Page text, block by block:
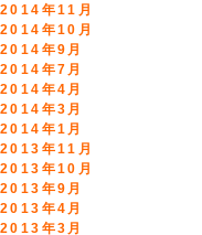
2014年11月
2014年10月
2014年9月
2014年7月
2014年4月
2014年3月
2014年1月
2013年11月
2013年10月
2013年9月
2013年4月
2013年3月